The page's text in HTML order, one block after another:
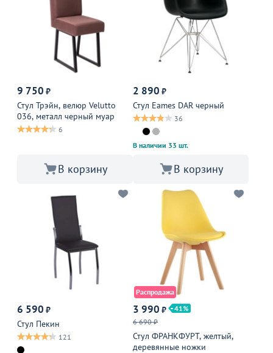
9 750 ₽
Стул Трэйн, велюр Velutto
036, металл черный муар
6
В корзину
2 890 ₽
Стул Eames DAR черный
36
В наличии 33 шт.
В корзину
6 590 ₽
Стул Пекин
121
Распродажа
3 990 ₽
41
6 690 ₽
Стул ФРАНКФУРТ, желтый,
деревянные ножки